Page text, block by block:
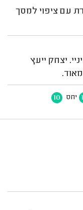
עם ציפוי למסך
יצחק ייעץ
יחס 10